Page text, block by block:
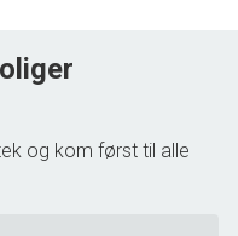
og kom først til alle